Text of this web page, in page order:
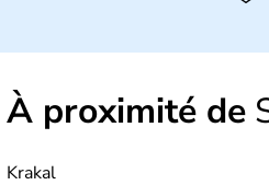
6000 sont habitées.
200 millions d'habitants,
cultures et le culte du corps,
À proximité de
Krakal